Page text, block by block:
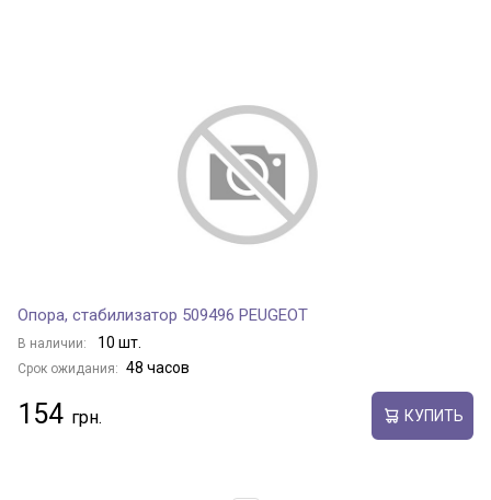
Опора, стабилизатор 509496 PEUGEOT
В наличии: 10 шт.
Срок ожидания: 48 часов
154 КУПИТЬ